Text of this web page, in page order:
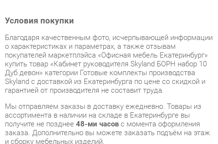
покупателей маркетплэйса «Офисная мебель Екатеринбург»
купить товар «Кабинет руководителя Skyland БОРН набор 10
Дуб девон» категории Готовые комплекты производства
Skyland с доставкой из Екатеринбурга по цене со скидкой и
гарантией от производителя не составит труда.
Мы отправляем заказы в доставку ежедневно. Товары из
ассортимента в наличии на складе в Екатеринбурге вы
получите не позднее 48-ми часовс момента оформления
заказа. Дополнительно вы можете заказать подъём на этаж
Срок доставки в другие регионы, и для товаров, находящихся
на складах производителей, рассчитывается индивидуально.
Уточнить наличие, срок и стоимость доставки вы можете
через формуобратной связи.